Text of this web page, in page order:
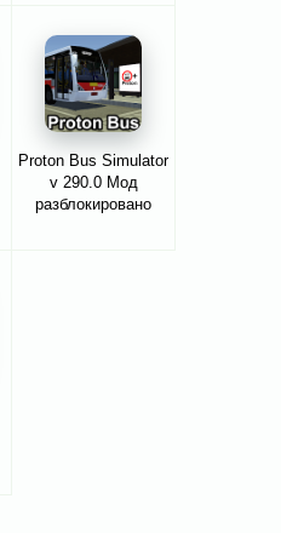
Proton Bus Simulator
v 290.0 Мод
разблокировано